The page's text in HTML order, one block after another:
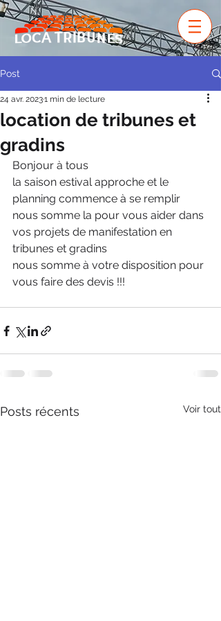
Post
location de tribunes et
gradins
24 avr. 20231 min de lecture
Bonjour à tous
la saison estival approche et le
planning commence à se remplir
nous somme la pour vous aider dans
vos projets de manifestation en
tribunes et gradins
nous somme à votre disposition pour
vous faire des devis !!!
Posts récents Voir tout